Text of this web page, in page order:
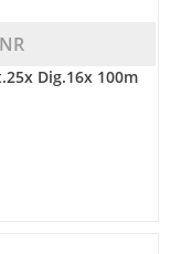
Dig.16x 100m